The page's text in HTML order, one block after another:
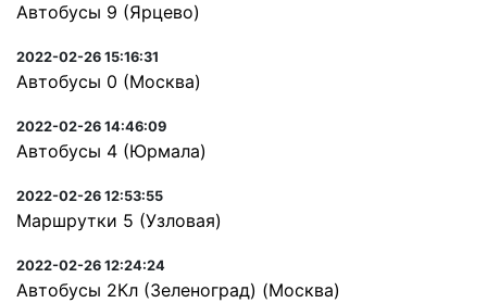
Автобусы 9 (Ярцево)
2022-02-26 15:16:31
Автобусы 0 (Москва)
2022-02-26 14:46:09
Автобусы 4 (Юрмала)
2022-02-26 12:53:55
Маршрутки 5 (Узловая)
2022-02-26 12:24:24
Автобусы 2Кл (Зеленоград) (Москва)